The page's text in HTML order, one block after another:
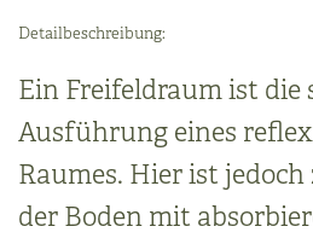
Detailbeschreibung:
Ein Freifeldraum ist die
Ausführung eines
Raumes. Hier ist
der Boden mit